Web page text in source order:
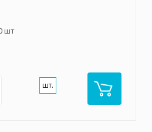
шт
шт.